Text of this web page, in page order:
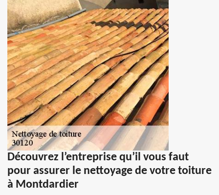
Découvrez l’entreprise qu’il vous faut
pour assurer le nettoyage de votre toiture
à Montdardier